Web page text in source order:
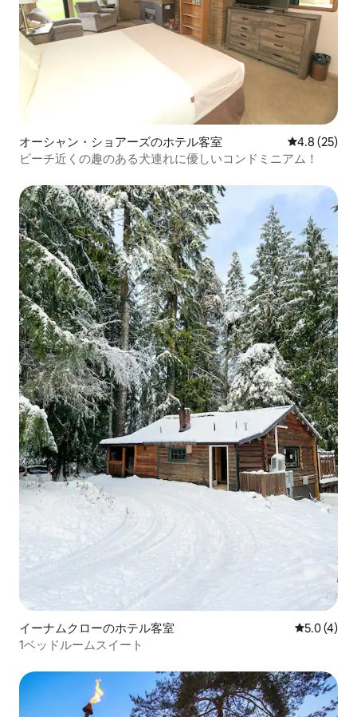
オーシャン・ショアーズのホテル客室 レビュー25
4.8 (25)
ビーチ近くの趣のある犬連れに優しいコンドミニアム！
イーナムクローのホテル客室 レビュー4
5.0 (4)
1ベッドルームスイート